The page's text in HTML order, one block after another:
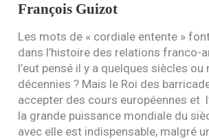
François Guizot
Les mots de « cordiale entente »
dans l’histoire des relations franco-
l’eut pensé il y a quelques siècles
décennies ? Mais le Roi des
accepter des cours européennes et
la grande puissance mondiale du
avec elle est indispensable, malgré